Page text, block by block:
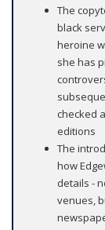
The
black
heroine
she has
checked
editions
The
how
details -
venues,